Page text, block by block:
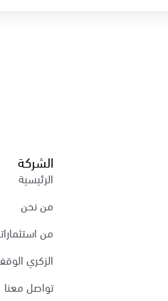
الشركة
الرئيسية
من نحن
من
الزكري
تواصل معنا